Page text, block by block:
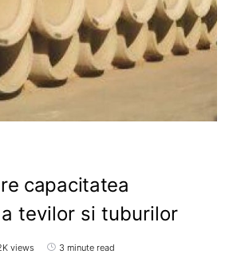
capacitatea
tevilor si tuburilor
views 3 minute read